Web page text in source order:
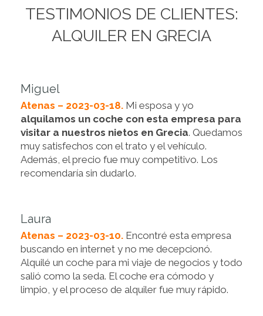
TESTIMONIOS DE CLIENTES:
ALQUILER EN GRECIA
Miguel
Atenas – 2023-03-18. Mi esposa y yo
alquilamos un coche con esta empresa para
visitar a nuestros nietos en Grecia. Quedamos
muy satisfechos con el trato y el vehículo.
Además, el precio fue muy competitivo. Los
recomendaría sin dudarlo.
Laura
Atenas – 2023-03-10. Encontré esta empresa
buscando en internet y no me decepcionó.
Alquilé un coche para mi viaje de negocios y todo
salió como la seda. El coche era cómodo y
limpio, y el proceso de alquiler fue muy rápido.